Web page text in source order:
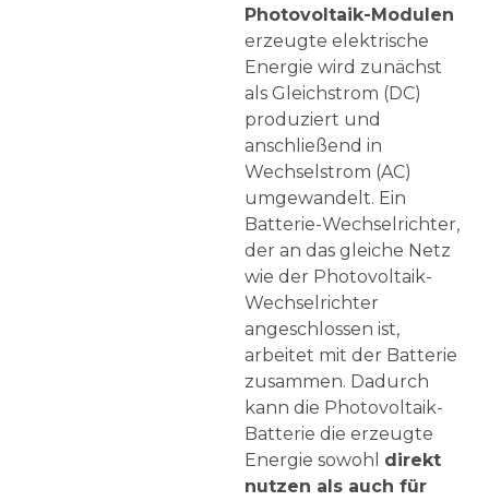
Photovoltaik-Modulen
erzeugte elektrische
Energie wird zunächst
als Gleichstrom (DC)
produziert und
anschließend in
Wechselstrom (AC)
umgewandelt. Ein
Batterie-Wechselrichter,
der an das gleiche Netz
wie der Photovoltaik-
Wechselrichter
angeschlossen ist,
arbeitet mit der Batterie
zusammen. Dadurch
kann die Photovoltaik-
Batterie die erzeugte
Energie sowohl direkt
nutzen als auch für